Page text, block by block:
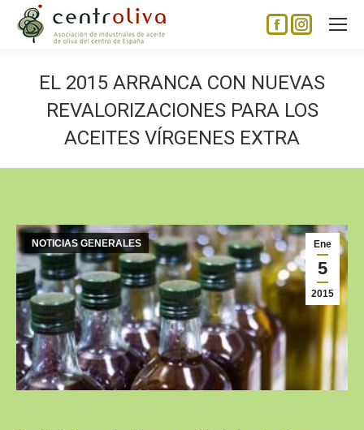
Facebook
opens
new
window
Instagram
opens
new
EL 2015 ARRANCA CON NUEVAS
REVALORIZACIONES PARA LOS
ACEITES VÍRGENES EXTRA
Ene
5
2015
NOTICIAS GENERALES